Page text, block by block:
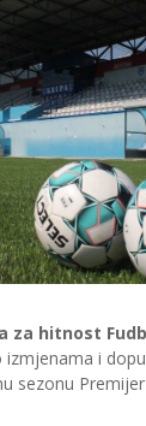
za hitnost
izmjenama i
sezonu